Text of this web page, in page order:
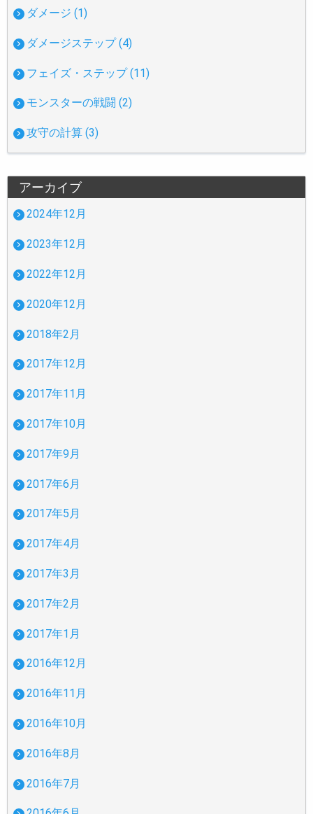
ダメージ (1)
ダメージステップ (4)
フェイズ・ステップ (11)
モンスターの戦闘 (2)
攻守の計算 (3)
アーカイブ
2024年12月
2023年12月
2022年12月
2020年12月
2018年2月
2017年12月
2017年11月
2017年10月
2017年9月
2017年6月
2017年5月
2017年4月
2017年3月
2017年2月
2017年1月
2016年12月
2016年11月
2016年10月
2016年8月
2016年7月